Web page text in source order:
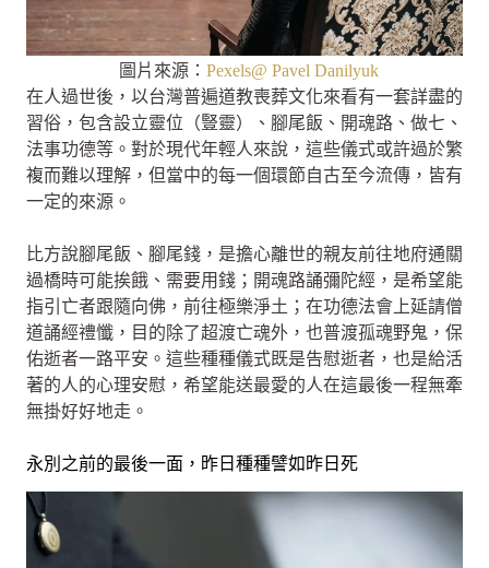
圖片來源： Pexels@ Pavel Danilyuk
在人過世後，以台灣普遍道教喪葬文化來看有一套詳盡的
習俗，包含設立靈位（豎靈）、腳尾飯、開魂路、做七、
法事功德等。對於現代年輕人來說，這些儀式或許過於繁
複而難以理解，但當中的每一個環節自古至今流傳，皆有
一定的來源。
比方說腳尾飯、腳尾錢，是擔心離世的親友前往地府通關
過橋時可能挨餓、需要用錢；開魂路誦彌陀經，是希望能
指引亡者跟隨向佛，前往極樂淨土；在功德法會上延請僧
道誦經禮懺，目的除了超渡亡魂外，也普渡孤魂野鬼，保
佑逝者一路平安。這些種種儀式既是告慰逝者，也是給活
著的人的心理安慰，希望能送最愛的人在這最後一程無牽
無掛好好地走。
永別之前的最後一面，昨日種種譬如昨日死